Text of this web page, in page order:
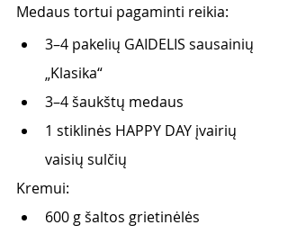
Medaus tortui pagaminti reikia:
3–4 pakelių GAIDELIS sausainių
„Klasika“
3–4 šaukštų medaus
1 stiklinės HAPPY DAY įvairių
vaisių sulčių
Kremui:
600 g šaltos grietinėlės